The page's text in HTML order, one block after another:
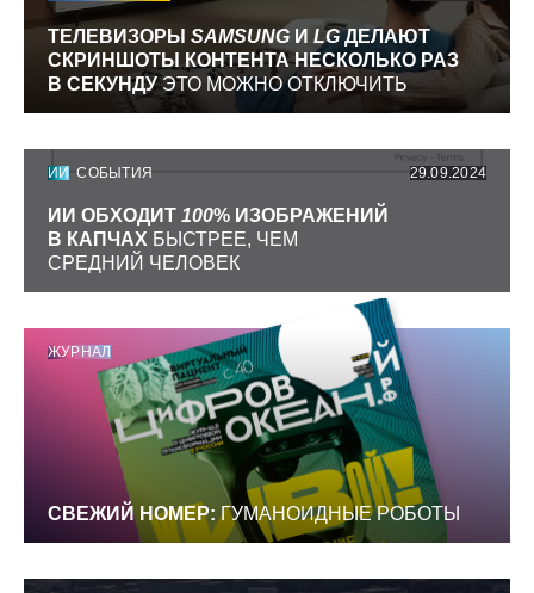
ТЕЛЕВИЗОРЫ SAMSUNG И LGДЕЛАЮТ
СКРИНШОТЫ КОНТЕНТА НЕСКОЛЬКО РАЗ
В СЕКУНДУЭТО МОЖНО ОТКЛЮЧИТЬ
ИИ СОБЫТИЯ 29.09.2024
ИИ ОБХОДИТ 100% ИЗОБРАЖЕНИЙ
В КАПЧАХ БЫСТРЕЕ, ЧЕМ
СРЕДНИЙ ЧЕЛОВЕК
ЖУРНАЛ
СВЕЖИЙ НОМЕР: ГУМАНОИДНЫЕ РОБОТЫ